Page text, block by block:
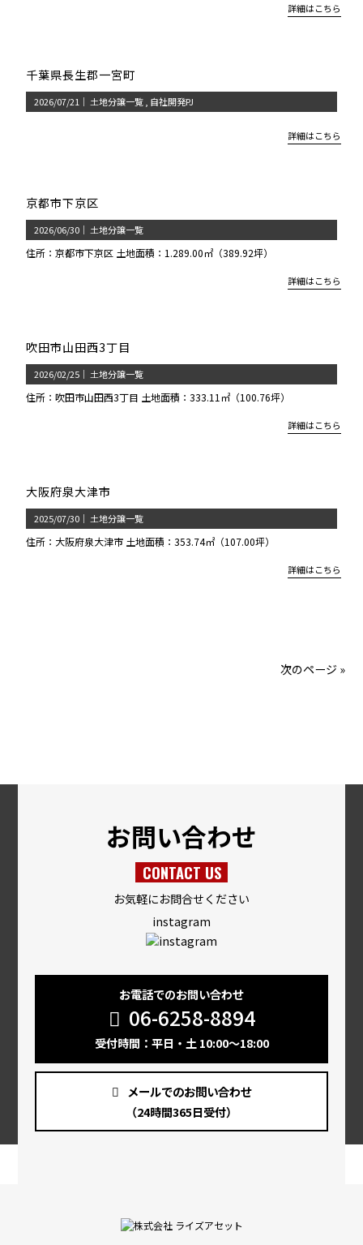
詳細はこちら
千葉県長生郡一宮町
2026/07/21 ｜ 土地分譲一覧 自社開発PJ
詳細はこちら
京都市下京区
2026/06/30 ｜ 土地分譲一覧
住所：京都市下京区 土地面積：1.289.00㎡（389.92坪）
詳細はこちら
吹田市山田西3丁目
2026/02/25 ｜ 土地分譲一覧
住所：吹田市山田西3丁目 土地面積：333.11㎡（100.76坪）
詳細はこちら
大阪府泉大津市
2025/07/30 ｜ 土地分譲一覧
住所：大阪府泉大津市 土地面積：353.74㎡（107.00坪）
詳細はこちら
次のページ »
お問い合わせ
CONTACT US
お気軽にお問合せください
instagram
お電話でのお問い合わせ
06-6258-8894
受付時間：平日・土 10:00～18:00
メールでのお問い合わせ
（24時間365日受付）